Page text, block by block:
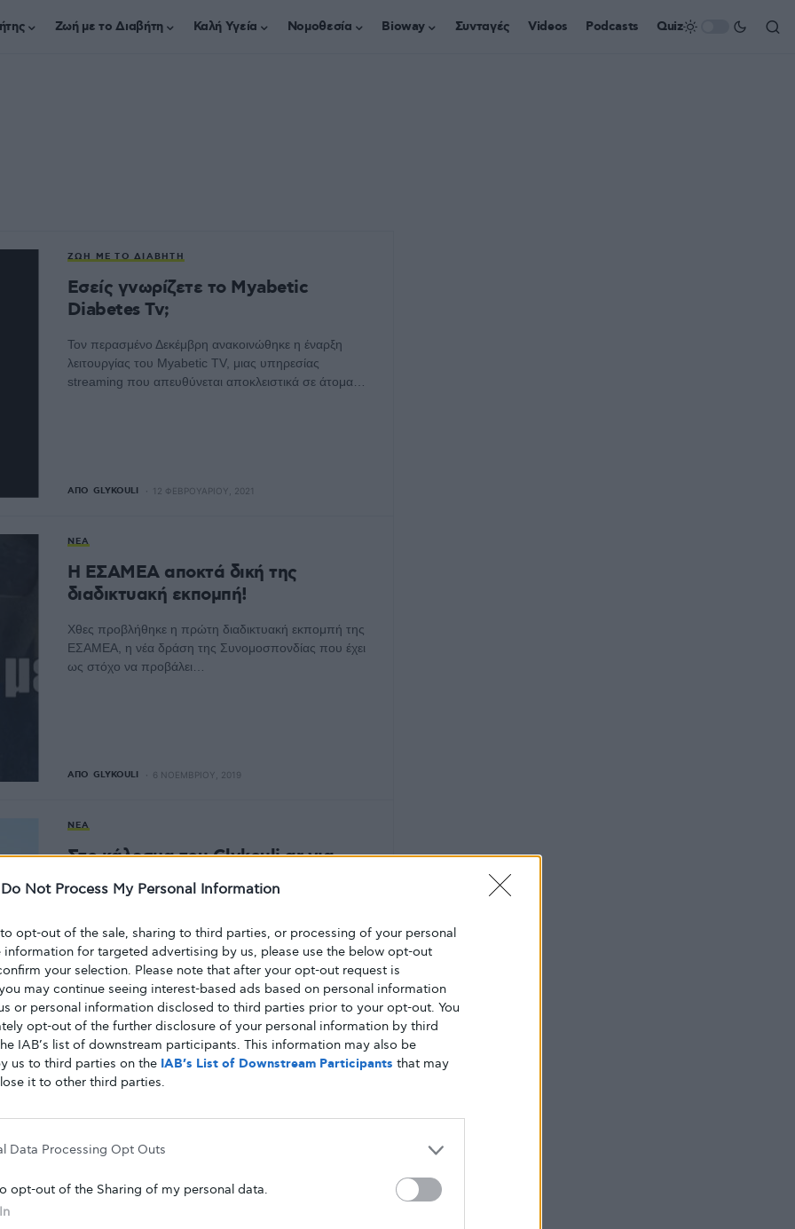
Do Not Process My Personal Information
opt-out of the sale, sharing to third parties, or processing of your personal
information for targeted advertising by us, please use the below opt-out
your selection. Please note that after your opt-out request is
may continue seeing interest-based ads based on personal information
or personal information disclosed to third parties prior to your opt-out. You
opt-out of the further disclosure of your personal information by third
IAB’s list of downstream participants. This information may also be
us to third parties on the IAB’s List of Downstream Participants that may
it to other third parties.
Data Processing Opt Outs
opt-out of the Sharing of my personal data.
Ζωή με το Διαβήτη Καλή Υγεία Νομοθεσία Bioway Συνταγές Videos Podcasts Quiz
ΖΩΉ ΜΕ ΤΟ ΔΙΑΒΉΤΗ
Εσείς γνωρίζετε το Myabetic
Diabetes Tv;
Τον περασμένο Δεκέμβρη ανακοινώθηκε η έναρξη
λειτουργίας του Myabetic TV, μιας υπηρεσίας
streaming που απευθύνεται αποκλειστικά σε άτομα…
ΑΠΌ GLYKOULI 12 ΦΕΒΡΟΥΑΡΊΟΥ, 2021
ΝΈΑ
Η ΕΣΑΜΕΑ αποκτά δική της
διαδικτυακή εκπομπή!
Χθες προβλήθηκε η πρώτη διαδικτυακή εκπομπή της
ΕΣΑΜΕΑ, η νέα δράση της Συνομοσπονδίας που έχει
ως στόχο να προβάλει…
ΑΠΌ GLYKOULI 6 ΝΟΕΜΒΡΊΟΥ, 2019
ΝΈΑ
Στο κάλεσμα του Glykouli.gr για
αντίδραση ανταποκρίθηκε ο
Σύλλογος Διαβητικών Αθήνας, με
επιστολή προς τους συντελεστές της
εκπομής "Υγεία πάνω απ' όλα"
Πριν από μια εβδομάδα το Glykouli.gr έγραφε σχετικά
με την παραπληροφόρηση που μεταδόθηκε για το
θέμα του διαβήτη από…
ΑΠΌ GLYKOULI 15 ΑΠΡΙΛΊΟΥ, 2019
Χαιρετίζουμε την τηλεοπτική
διαφήμιση του Libre και … πάλι
παρακινούμε τις ομοσπονδίες να